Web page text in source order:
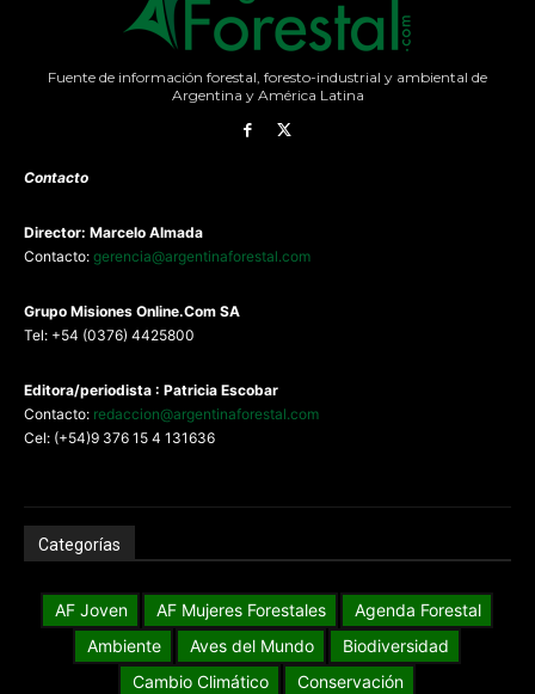
Fuente de información forestal, foresto-industrial y ambiental de
Argentina y América Latina
Contacto
Director: Marcelo Almada
Contacto: gerencia@argentinaforestal.com
Grupo Misiones Online.Com SA
Tel: +54 (0376) 4425800
Editora/periodista : Patricia Escobar
Contacto: redaccion@argentinaforestal.com
Cel: (+54)9 376 15 4 131636
Categorías
AF Joven AF Mujeres Forestales
Agenda Forestal
Ambiente
Aves del Mundo
Biodiversidad
Cambio Climático
Conservación